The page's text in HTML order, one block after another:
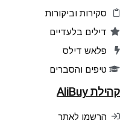
סקירות וביקורות
דילים בלעדיים
פלאש דילס
טיפים והסברים
קהילת AliBuy
הרשמו לאתר